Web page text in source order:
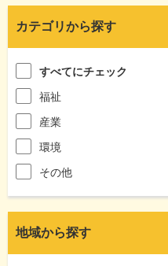
カテゴリから探す
すべてにチェック
福祉
産業
環境
その他
地域から探す